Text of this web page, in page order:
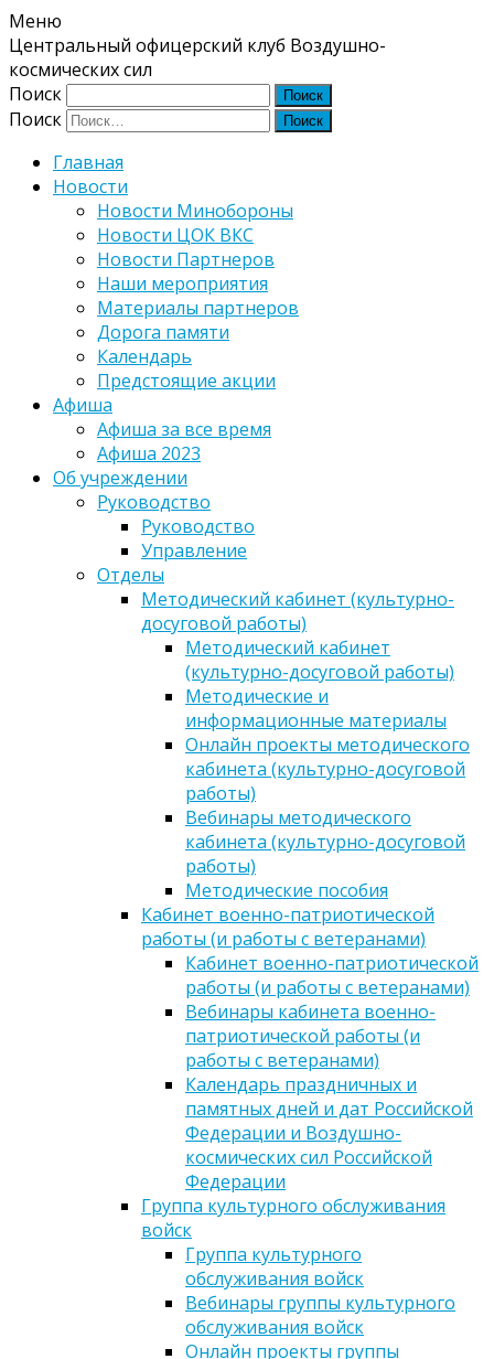
Меню
Центральный офицерский клуб Воздушно-
космических сил
Поиск
Поиск
Главная
Новости
Новости Минобороны
Новости ЦОК ВКС
Новости Партнеров
Наши мероприятия
Материалы партнеров
Дорога памяти
Календарь
Предстоящие акции
Афиша
Афиша за все время
Афиша 2023
Об учреждении
Руководство
Руководство
Управление
Отделы
Методический кабинет (культурно-
досуговой работы)
Методический кабинет
(культурно-досуговой работы)
Методические и
информационные материалы
Онлайн проекты методического
кабинета (культурно-досуговой
работы)
Вебинары методического
кабинета (культурно-досуговой
работы)
Методические пособия
Кабинет военно-патриотической
работы (и работы с ветеранами)
Кабинет военно-патриотической
работы (и работы с ветеранами)
Вебинары кабинета военно-
патриотической работы (и
работы с ветеранами)
Календарь праздничных и
памятных дней и дат Российской
Федерации и Воздушно-
космических сил Российской
Федерации
Группа культурного обслуживания
войск
Группа культурного
обслуживания войск
Вебинары группы культурного
обслуживания войск
Онлайн проекты группы